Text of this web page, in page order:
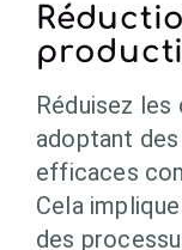
Réduisez
adoptant
efficaces
Cela
des